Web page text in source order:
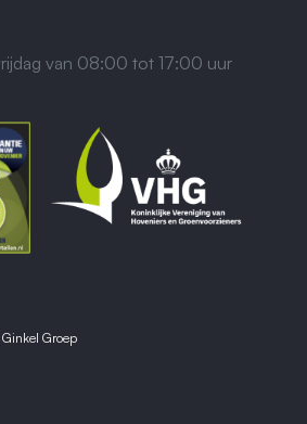
van 08:00 tot 17:00 uur
Groep